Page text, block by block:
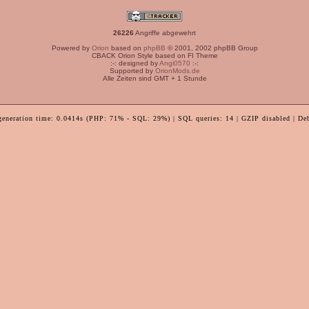
26226 Angriffe abgewehrt
Powered by Orion based on phpBB © 2001, 2002 phpBB Group
CBACK Orion Style based on FI Theme
:-: designed byAngi0570 :-:
Supported by OrionMods.de
Alle Zeiten sind GMT + 1 Stunde
time: 0.0414s (PHP: 71% - SQL: 29%) | SQL queries: 14 | GZIP disabled |